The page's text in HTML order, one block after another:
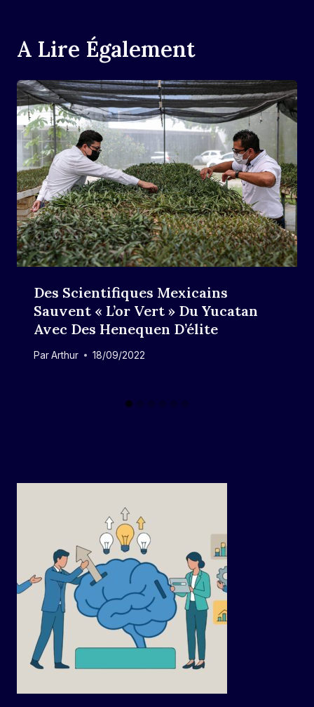
A Lire Également
Des Scientifiques Mexicains
Sauvent « L’or Vert » Du Yucatan
Avec Des Henequen D’élite
ParArthur 18/09/2022